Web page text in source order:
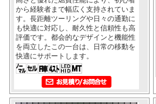
から経験者まで幅広く支持されていま
す。長距離ツーリングや日々の通勤に
も快適に対応し、耐久性と信頼性も高
評価です。都会的なデザインと機能性
を両立したこの一台は、日常の移動を
快適にサポートします。